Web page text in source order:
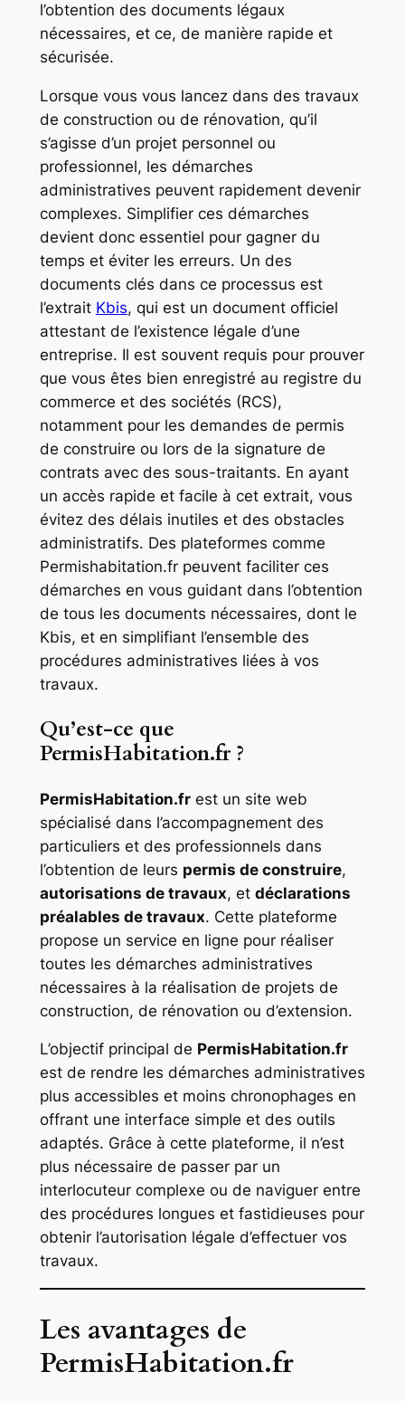
l’obtention des documents légaux
nécessaires, et ce, de manière rapide et
sécurisée.
Lorsque vous vous lancez dans des travaux
de construction ou de rénovation, qu’il
s’agisse d’un projet personnel ou
professionnel, les démarches
administratives peuvent rapidement devenir
complexes. Simplifier ces démarches
devient donc essentiel pour gagner du
temps et éviter les erreurs. Un des
documents clés dans ce processus est
l’extrait Kbis, qui est un document officiel
attestant de l’existence légale d’une
entreprise. Il est souvent requis pour prouver
que vous êtes bien enregistré au registre du
commerce et des sociétés (RCS),
notamment pour les demandes de permis
de construire ou lors de la signature de
contrats avec des sous-traitants. En ayant
un accès rapide et facile à cet extrait, vous
évitez des délais inutiles et des obstacles
administratifs. Des plateformes comme
Permishabitation.fr peuvent faciliter ces
démarches en vous guidant dans l’obtention
de tous les documents nécessaires, dont le
Kbis, et en simplifiant l’ensemble des
procédures administratives liées à vos
travaux.
Qu’est-ce que
PermisHabitation.fr ?
PermisHabitation.frest un site web
spécialisé dans l’accompagnement des
particuliers et des professionnels dans
l’obtention de leurs permis de construire,
autorisations de travaux, et déclarations
préalables de travaux. Cette plateforme
propose un service en ligne pour réaliser
toutes les démarches administratives
nécessaires à la réalisation de projets de
construction, de rénovation ou d’extension.
L’objectif principal de PermisHabitation.fr
est de rendre les démarches administratives
plus accessibles et moins chronophages en
offrant une interface simple et des outils
adaptés. Grâce à cette plateforme, il n’est
plus nécessaire de passer par un
interlocuteur complexe ou de naviguer entre
des procédures longues et fastidieuses pour
obtenir l’autorisation légale d’effectuer vos
travaux.
Les avantages de
PermisHabitation.fr